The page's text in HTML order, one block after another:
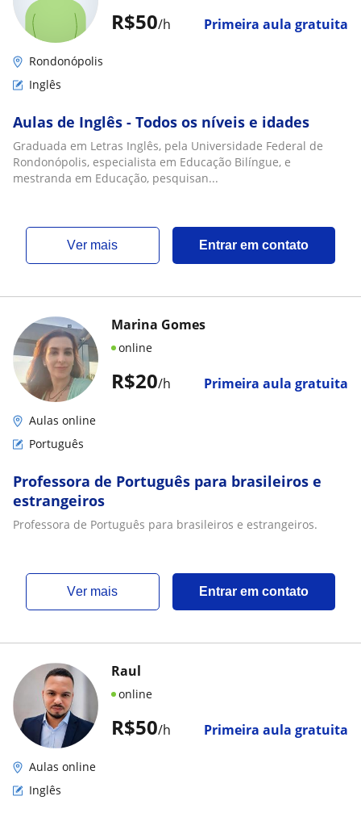
R$50/h Primeira aula gratuita
Rondonópolis
Inglês
Aulas de Inglês - Todos os níveis e idades
Graduada em Letras Inglês, pela Universidade Federal de
Rondonópolis, especialista em Educação Bilíngue, e
mestranda em Educação, pesquisan...
ver mais Entrar em contato
R$20/h Primeira aula gratuita
Marina Gomes
online
Aulas online
Português
Professora de Português para brasileiros e
estrangeiros
Professora de Português para brasileiros e estrangeiros.
ver mais Entrar em contato
R$50/h Primeira aula gratuita
Raul
online
Aulas online
Inglês